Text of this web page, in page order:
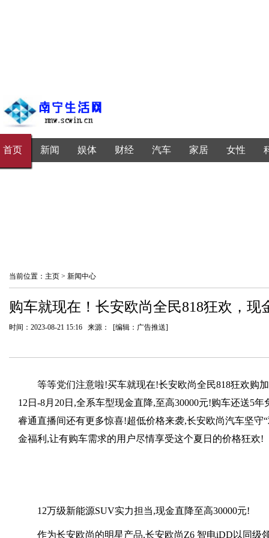
首页 新闻 娱体 财经 汽车 家居 女性
当前位置： 主页 > 新闻中心
购车就现在！长安欧尚全民818狂欢，现
时间：2023-08-21 15:16 来源： [编辑：广告推送]
等等党们注意啦!买车就现在!长安欧尚全民818狂欢购
12日-8月20日,全系车型现金直降,至高30000元!购车还送5
睿通直播间还有更多惊喜!超低价格来袭,长安欧尚汽车坚守
金福利,让有购车需求的用户尽情享受这个夏日的价格狂欢!
12万级新能源SUV实力担当,现金直降至高30000元!
作为长安欧尚的明星产品,长安欧尚Z6 智电iDD以同级